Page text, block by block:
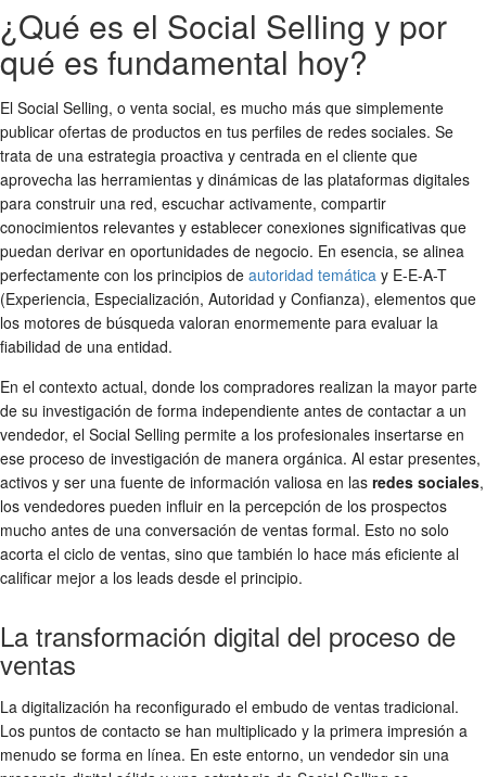
¿Qué es el Social Selling y por
qué es fundamental hoy?
El Social Selling, o venta social, es mucho más que simplemente
publicar ofertas de productos en tus perfiles de redes sociales. Se
trata de una estrategia proactiva y centrada en el cliente que
aprovecha las herramientas y dinámicas de las plataformas digitales
para construir una red, escuchar activamente, compartir
conocimientos relevantes y establecer conexiones significativas que
puedan derivar en oportunidades de negocio. En esencia, se alinea
perfectamente con los principios de autoridad temática y E-E-A-T
(Experiencia, Especialización, Autoridad y Confianza), elementos que
los motores de búsqueda valoran enormemente para evaluar la
fiabilidad de una entidad.
En el contexto actual, donde los compradores realizan la mayor parte
de su investigación de forma independiente antes de contactar a un
vendedor, el Social Selling permite a los profesionales insertarse en
ese proceso de investigación de manera orgánica. Al estar presentes,
activos y ser una fuente de información valiosa en las redes sociales,
los vendedores pueden influir en la percepción de los prospectos
mucho antes de una conversación de ventas formal. Esto no solo
acorta el ciclo de ventas, sino que también lo hace más eficiente al
calificar mejor a los leads desde el principio.
La transformación digital del proceso de
ventas
La digitalización ha reconfigurado el embudo de ventas tradicional.
Los puntos de contacto se han multiplicado y la primera impresión a
menudo se forma en línea. En este entorno, un vendedor sin una